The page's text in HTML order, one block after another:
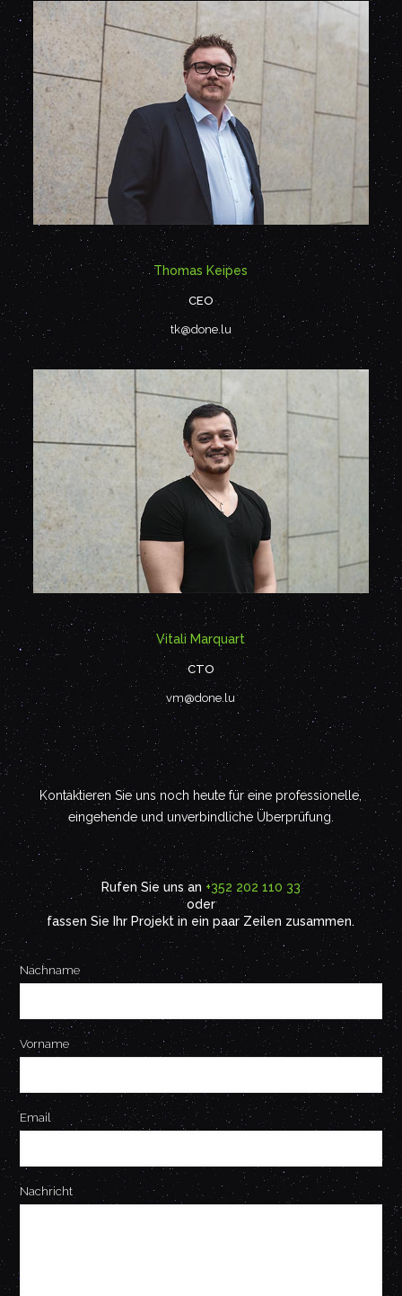
Thomas Keipes
CEO
tk@done.lu
Vitali Marquart
CTO
vm@done.lu
Kontaktieren Sie uns noch heute für eine professionelle,
eingehende und unverbindliche Überprüfung.
Rufen Sie uns an +352 202 110 33
oder
fassen Sie Ihr Projekt in ein paar Zeilen zusammen.
Nachname
Vorname
Email
Nachricht